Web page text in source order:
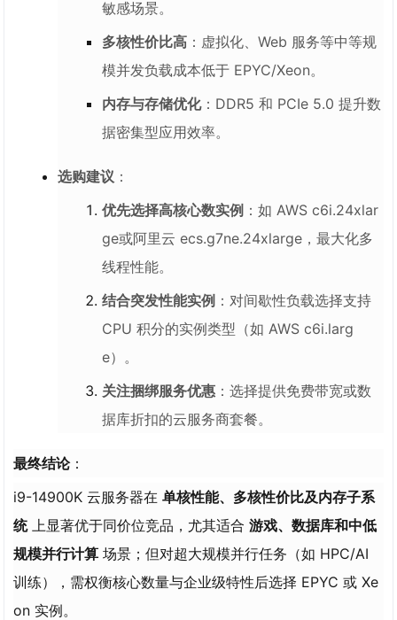
敏感场景。
多核性价比高 ：虚拟化、Web 服务等中等规
模并发负载成本低于 EPYC/Xeon。
内存与存储优化：DDR5 和 PCIe 5.0 提升数
据密集型应用效率。
选购建议 ：
优先选择高核心数实例 ：如 AWS c6i.24xlar
ge或阿里云 ecs.g7ne.24xlarge，最大化多
线程性能。
结合突发性能实例 ：对间歇性负载选择支持
CPU 积分的实例类型（如 AWS c6i.larg
e）。
关注捆绑服务优惠 ：选择提供免费带宽或数
据库折扣的云服务商套餐。
最终结论：
i9-14900K 云服务器在单核性能、多核性价比及内存子系
统上显著优于同价位竞品，尤其适合游戏、数据库和中低
规模并行计算 场景；但对超大规模并行任务（如 HPC/AI
训练），需权衡核心数量与企业级特性后选择 EPYC 或 Xe
on 实例。